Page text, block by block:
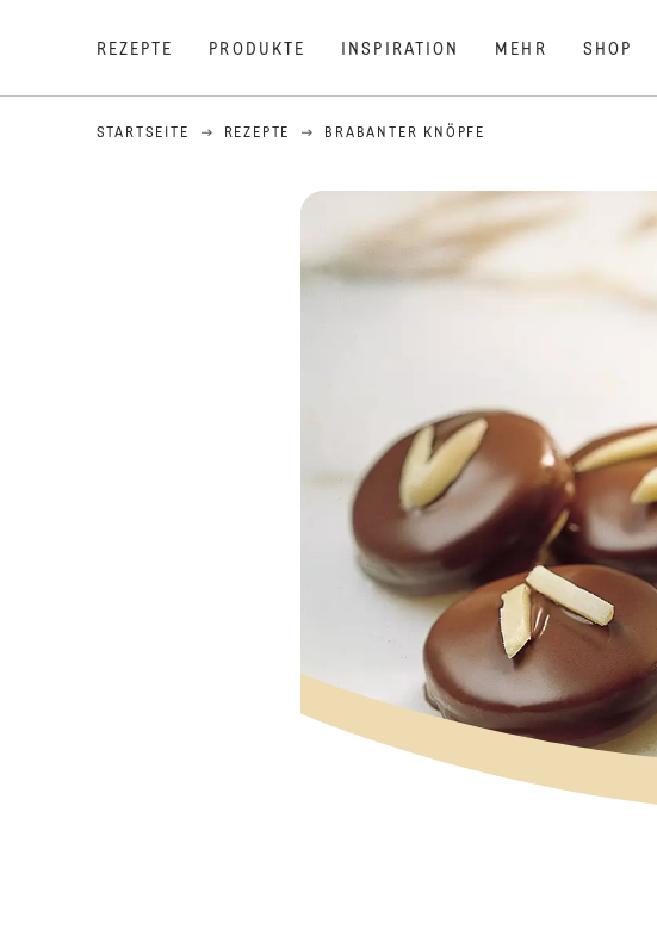
REZEPTE PRODUKTE INSPIRATION MEHR SHOP
STARTSEITE REZEPTE BRABANTER KNÖPFE